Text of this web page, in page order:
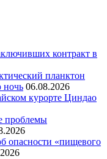
контракт в
планктон
ночь 06.08.2026
курорте Циндао
проблемы
опасности «пищевого